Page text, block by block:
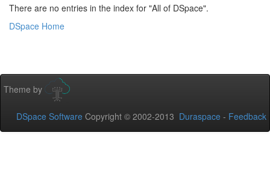
There are no entries in the index for "All of DSpace".
DSpace Home
Theme by
DSpace Software Copyright © 2002-2013 Duraspace - Feedback